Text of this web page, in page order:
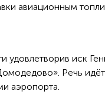
авиационным
удовлетворив иск
Речь
аэропорта.